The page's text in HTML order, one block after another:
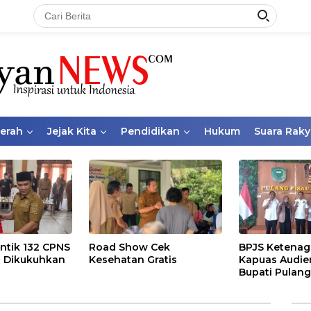
Jejak Kita Pendidikan Hukum Suara
132 CPNS
Dikukuhkan
Road Show Cek
Kesehatan Gratis
BPJS
Kapuas
Bupati